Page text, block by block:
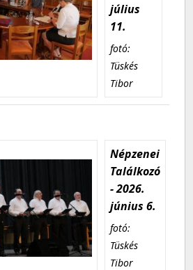
július
11.
fotó:
Tüskés
Tibor
Népzenei
Találkozó
- 2026.
június 6.
fotó:
Tüskés
Tibor